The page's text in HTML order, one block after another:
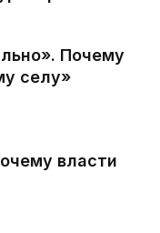
Почему
селу»
власти